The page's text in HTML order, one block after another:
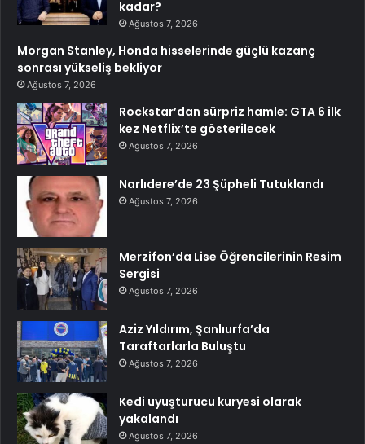
kadar?
Ağustos 7, 2026
Morgan Stanley, Honda hisselerinde güçlü kazanç
sonrası yükseliş bekliyor
Ağustos 7, 2026
Rockstar’dan sürpriz hamle: GTA 6 ilk
kez Netflix’te gösterilecek
Ağustos 7, 2026
Narlıdere’de 23 Şüpheli Tutuklandı
Ağustos 7, 2026
Merzifon’da Lise Öğrencilerinin Resim
Sergisi
Ağustos 7, 2026
Aziz Yıldırım, Şanlıurfa’da
Taraftarlarla Buluştu
Ağustos 7, 2026
Kedi uyuşturucu kuryesi olarak
yakalandı
Ağustos 7, 2026